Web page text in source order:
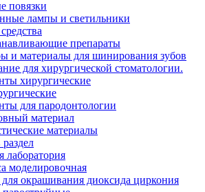
повязки
лампы и светильники
препараты
и материалы для шинирования зубов
для хирургической стоматологии.
хирургические
для пародонтологии
материал
материалы
лаборатория
моделировочная
окрашивания диоксида циркония